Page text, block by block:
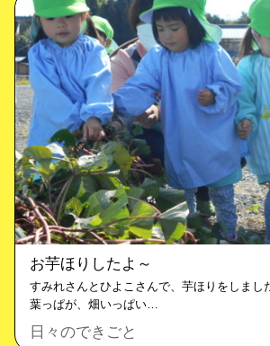
お芋ほりしたよ～
すみれさんとひよこさんで、芋ほりをしまし
葉っぱが、畑いっぱい…
日々のできごと